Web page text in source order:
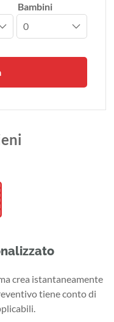
Bambini
crea istantaneamente
tiene conto di